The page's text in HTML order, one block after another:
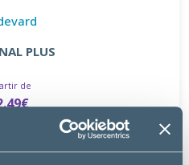
PLUS
de